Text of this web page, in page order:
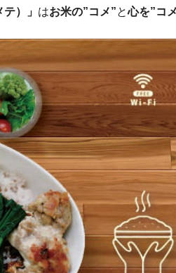
）」 はお米の”コメ”と心を”コ